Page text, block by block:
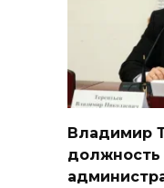
Владимир
должность